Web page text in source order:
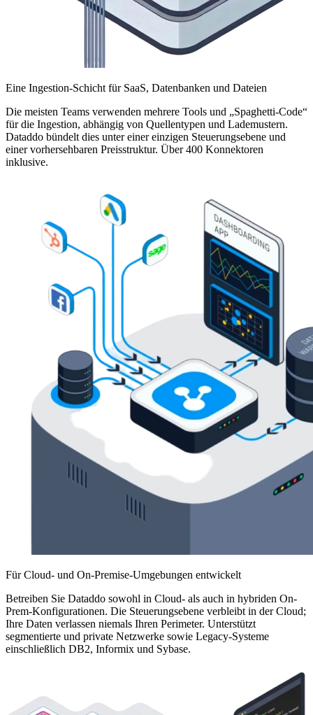
Eine Ingestion-Schicht für SaaS, Datenbanken und Dateien
Die meisten Teams verwenden mehrere Tools und „Spaghetti-Code“
für die Ingestion, abhängig von Quellentypen und Lademustern.
Dataddo bündelt dies unter einer einzigen Steuerungsebene und
einer vorhersehbaren Preisstruktur. Über 400 Konnektoren
inklusive.
Für Cloud- und On-Premise-Umgebungen entwickelt
Betreiben Sie Dataddo sowohl in Cloud- als auch in hybriden On-
Prem-Konfigurationen. Die Steuerungsebene verbleibt in der Cloud;
Ihre Daten verlassen niemals Ihren Perimeter. Unterstützt
segmentierte und private Netzwerke sowie Legacy-Systeme
einschließlich DB2, Informix und Sybase.